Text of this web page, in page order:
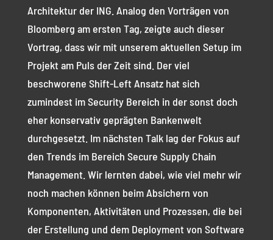
Architektur der ING. Analog den Vorträgen von
Bloomberg am ersten Tag, zeigte auch dieser
Vortrag, dass wir mit unserem aktuellen Setup im
Projekt am Puls der Zeit sind. Der viel
beschworene Shift-Left Ansatz hat sich
zumindest im Security Bereich in der sonst doch
eher konservativ geprägten Bankenwelt
durchgesetzt. Im nächsten Talk lag der Fokus auf
den Trends im Bereich Secure Supply Chain
Management. Wir lernten dabei, wie viel mehr wir
noch machen können beim Absichern von
Komponenten, Aktivitäten und Prozessen, die bei
der Erstellung und dem Deployment von Software